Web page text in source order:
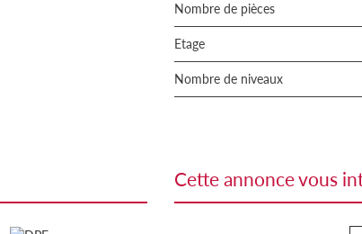
Nombre de pièces
Etage
Nombre de niveaux
cette annonce vous